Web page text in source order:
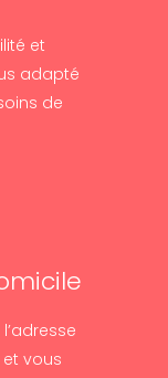
et
adapté
de
vous